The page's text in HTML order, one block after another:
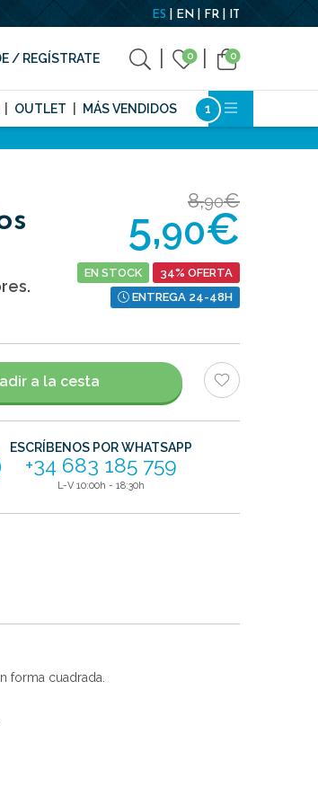
ES EN FR IT
/ REGÍSTRATE 0 0
OUTLET MÁS VENDIDOS
8,90€
5,90€
EN STOCK
34% OFERTA
ENTREGA 24-48H
a la cesta
ESCRÍBENOS POR WHATSAPP
+34 683 185 759
L-V 10:00h - 18:30h
forma cuadrada.